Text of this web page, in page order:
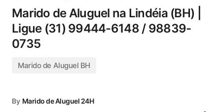
Marido de Aluguel na Lindéia (BH) |
Ligue (31) 99444-6148 / 98839-
0735
Marido de Aluguel BH
By Marido de Aluguel 24H